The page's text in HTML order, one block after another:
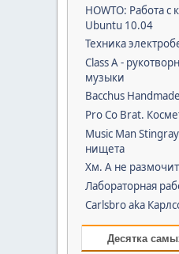
HOWTO: Работа с
Ubuntu 10.04
Техника
Class A -
музыки
Bacchus
Pro Co Brat.
Music Man
нищета
Хм. А не
Лабораторная
Carlsbro aka
Десятка